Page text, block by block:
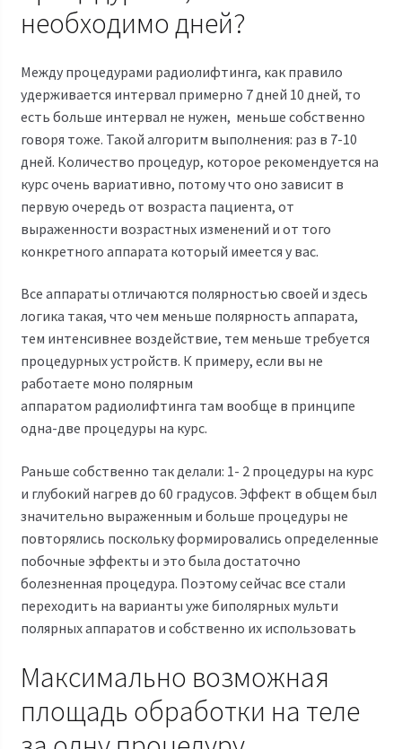
необходимо дней?
Между процедурами радиолифтинга, как правило
удерживается интервал примерно 7 дней 10 дней, то
есть больше интервал не нужен, меньше собственно
говоря тоже. Такой алгоритм выполнения: раз в 7-10
дней. Количество процедур, которое рекомендуется на
курс очень вариативно, потому что оно зависит в
первую очередь от возраста пациента, от
выраженности возрастных изменений и от того
конкретного аппарата который имеется у вас.
Все аппараты отличаются полярностью своей и здесь
логика такая, что чем меньше полярность аппарата,
тем интенсивнее воздействие, тем меньше требуется
процедурных устройств. К примеру, если вы не
работаете моно полярным
аппаратом радиолифтинга там вообще в принципе
одна-две процедуры на курс.
Раньше собственно так делали: 1- 2 процедуры на курс
и глубокий нагрев до 60 градусов. Эффект в общем был
значительно выраженным и больше процедуры не
повторялись поскольку формировались определенные
побочные эффекты и это была достаточно
болезненная процедура. Поэтому сейчас все стали
переходить на варианты уже биполярных мульти
полярных аппаратов и собственно их использовать
Максимально возможная
площадь обработки на теле